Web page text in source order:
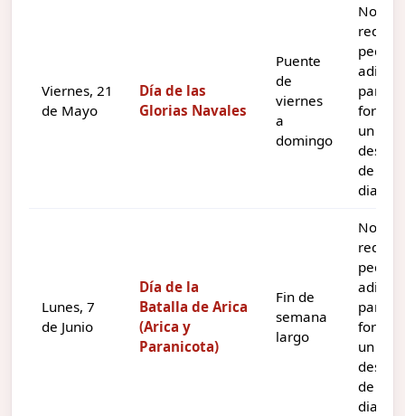
Viernes, 21
de Mayo
Día de las
Glorias Navales
Puente
de
viernes
a
domingo
No
pedir
para
formar
un
de tres
dias.
Lunes, 7
de Junio
Día de la
Batalla de Arica
(Arica y
Paranicota)
Fin de
semana
largo
No
pedir
para
formar
un
de tres
dias.